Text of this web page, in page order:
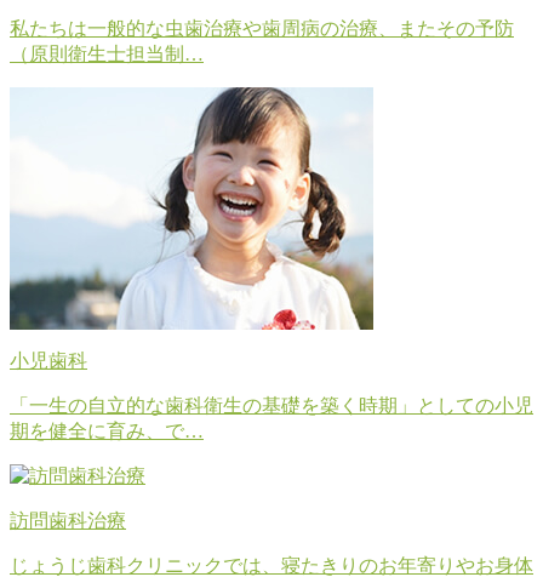
私たちは一般的な虫歯治療や歯周病の治療、またその予防
（原則衛生士担当制…
小児歯科
「一生の自立的な歯科衛生の基礎を築く時期」としての小児
期を健全に育み、で…
訪問歯科治療
じょうじ歯科クリニックでは、寝たきりのお年寄りやお身体